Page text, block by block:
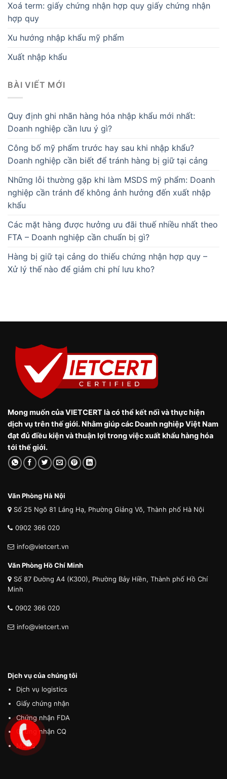
Xoá term: giấy chứng nhận hợp quy giấy chứng nhận
hợp quy
Xu hướng nhập khẩu mỹ phẩm
Xuất nhập khẩu
BÀI VIẾT MỚI
Quy định ghi nhãn hàng hóa nhập khẩu mới nhất:
Doanh nghiệp cần lưu ý gì?
Công bố mỹ phẩm trước hay sau khi nhập khẩu?
Doanh nghiệp cần biết để tránh hàng bị giữ tại cảng
Những lỗi thường gặp khi làm MSDS mỹ phẩm: Doanh
nghiệp cần tránh để không ảnh hưởng đến xuất nhập
khẩu
Các mặt hàng được hưởng ưu đãi thuế nhiều nhất theo
FTA – Doanh nghiệp cần chuẩn bị gì?
Hàng bị giữ tại cảng do thiếu chứng nhận hợp quy –
Xử lý thế nào để giảm chi phí lưu kho?
Mong muốn của VIETCERT là có thể kết nối và thực hiện
dịch vụ trên thế giới. Nhằm giúp các Doanh nghiệp Việt Nam
đạt đủ điều kiện và thuận lợi trong việc xuất khẩu hàng hóa
tới thế giới.
Văn Phòng Hà Nội
Số 25 Ngõ 81 Láng Hạ, Phường Giảng Võ, Thành phố Hà Nội
0902 366 020
info@vietcert.vn
Văn Phòng Hồ Chí Minh
Số 87 Đường A4 (K300), Phường Bảy Hiền, Thành phố Hồ Chí
Minh
0902 366 020
info@vietcert.vn
Dịch vụ của chúng tôi
Dịch vụ logistics
Giấy chứng nhận
Chứng nhận FDA
Chứng nhận CQ
MSDS